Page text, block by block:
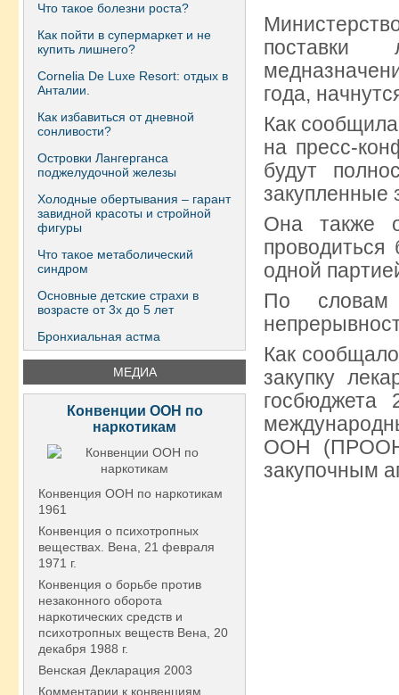
Что такое болезни роста?
Как пойти в супермаркет и не
купить лишнего?
Сornelia De Luxe Resort: отдых в
Анталии.
Как избавиться от дневной
сонливости?
Островки Лангерганса
поджелудочной железы
Холодные обертывания – гарант
завидной красоты и стройной
фигуры
Что такое метаболический
синдром
Основные детские страхи в
возрасте от 3х до 5 лет
Бронхиальная астма
МЕДИА
Конвенции ООН по
наркотикам
Конвенция ООН по наркотикам
1961
Конвенция о психотропных
веществах. Вена, 21 февраля
1971 г.
Конвенция о борьбе против
незаконного оборота
наркотических средств и
психотропных веществ Вена, 20
декабря 1988 г.
Венская Декларация 2003
Комментарии к конвенциям
поставки
года,
Как
на пресс-
будут
закупленные
Она также
одной
По словам
Как
закупку
ООН
закупочным